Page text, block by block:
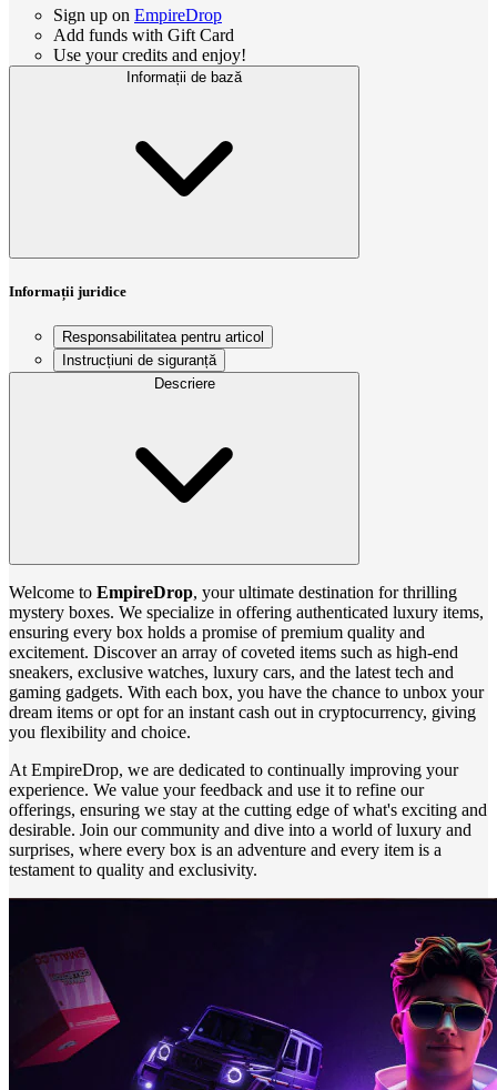
Sign up on EmpireDrop
Add funds with Gift Card
Use your credits and enjoy!
Informații de bază
Informații juridice
Responsabilitatea pentru articol
Instrucțiuni de siguranță
Descriere
Welcome to EmpireDrop, your ultimate destination for thrilling
mystery boxes. We specialize in offering authenticated luxury items,
ensuring every box holds a promise of premium quality and
excitement. Discover an array of coveted items such as high-end
sneakers, exclusive watches, luxury cars, and the latest tech and
gaming gadgets. With each box, you have the chance to unbox your
dream items or opt for an instant cash out in cryptocurrency, giving
you flexibility and choice.
At EmpireDrop, we are dedicated to continually improving your
experience. We value your feedback and use it to refine our
offerings, ensuring we stay at the cutting edge of what's exciting and
desirable. Join our community and dive into a world of luxury and
surprises, where every box is an adventure and every item is a
testament to quality and exclusivity.